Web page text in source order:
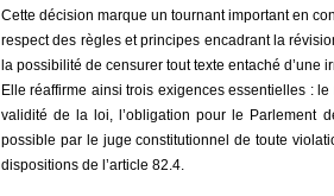
Cette décision marque un tournant important en
respect des règles et principes encadrant la
la possibilité de censurer tout texte entaché d’une
Elle réaffirme ainsi trois exigences essentielles :
validité de la loi, l’obligation pour le Parlement
possible par le juge constitutionnel de toute
dispositions de l’article 82.4.